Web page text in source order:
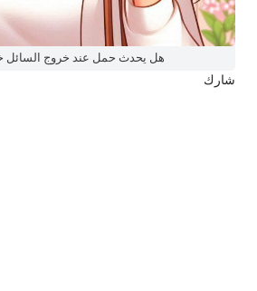
هل يحدث حمل عند خروج السائل
شارك